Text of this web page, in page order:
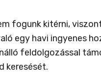
fogunk kitérni,
egy havi ingyenes
feldolgozással
keresését.